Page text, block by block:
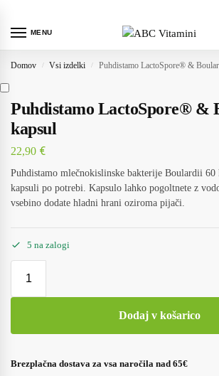
MENU
Domov / Vsi izdelki / Puhdistamo LactoSpore® &
Puhdistamo LactoSpore® &
kapsul
22,90 €
Puhdistamo mlečnokislinske bakterije Boulardii 60
kapsuli po potrebi. Kapsulo lahko pogoltnete z
vsebino dodate hladni hrani oziroma pijači.
5 na zalogi
Dodaj v košarico
Brezplačna dostava za vsa naročila nad 65€